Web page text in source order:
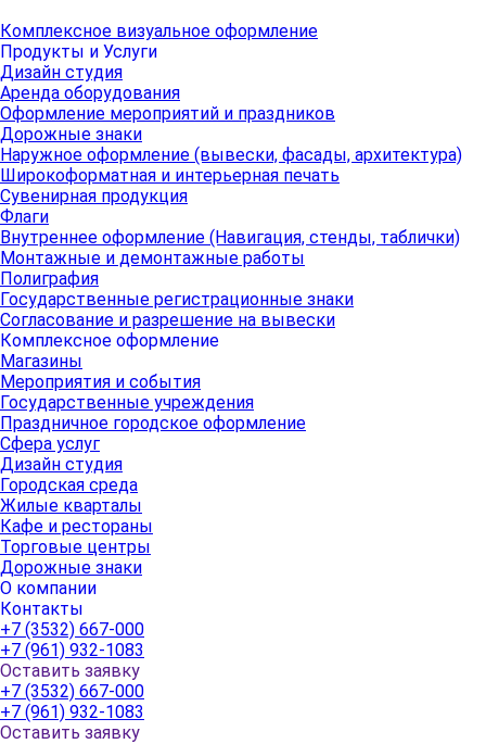
Комплексное визуальное оформление
Продукты и Услуги
Дизайн студия
Аренда оборудования
Оформление мероприятий и праздников
Дорожные знаки
Наружное оформление (вывески, фасады, архитектура)
Широкоформатная и интерьерная печать
Сувенирная продукция
Флаги
Внутреннее оформление (Навигация, стенды, таблички)
Монтажные и демонтажные работы
Полиграфия
Государственные регистрационные знаки
Согласование и разрешение на вывески
Комплексное оформление
Магазины
Мероприятия и события
Государственные учреждения
Праздничное городское оформление
Сфера услуг
Дизайн студия
Городская среда
Жилые кварталы
Кафе и рестораны
Торговые центры
Дорожные знаки
О компании
Контакты
+7 (3532) 667-000
+7 (961) 932-1083
Оставить заявку
+7 (3532) 667-000
+7 (961) 932-1083
Оставить заявку